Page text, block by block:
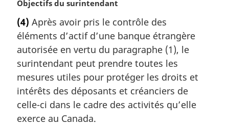
a
l
e
:
N
t
e
m
a
g
i
n
a
Objectifs du surintendant
(4) Après avoir pris le contrôle des
éléments d’actif d’une banque étrangère
autorisée en vertu du paragraphe (1), le
surintendant peut prendre toutes les
mesures utiles pour protéger les droits et
intérêts des déposants et créanciers de
celle-ci dans le cadre des activités qu’elle
exerce au Canada.